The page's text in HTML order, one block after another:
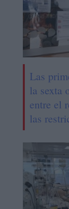
Las
la sexta
entre el
las